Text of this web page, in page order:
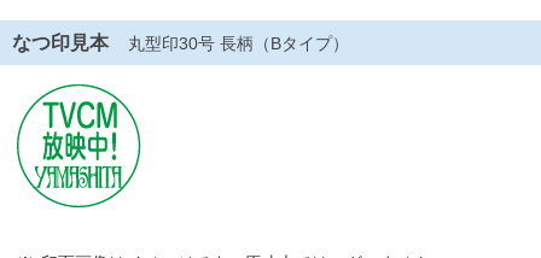
なつ印見本 丸型印30号 長柄（Bタイプ）